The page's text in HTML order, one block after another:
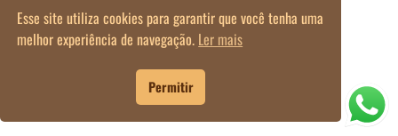
Esse site utiliza cookies para garantir que você tenha uma
melhor experiência de navegação. Ler mais
Permitir